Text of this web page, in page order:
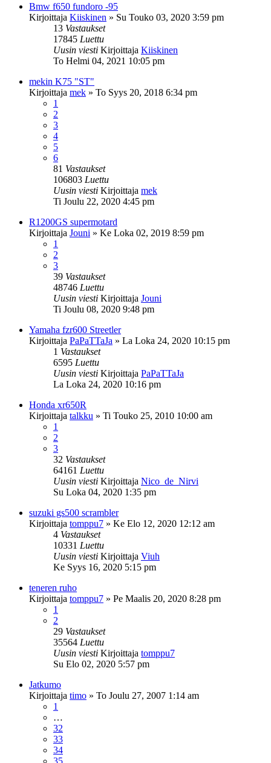
Bmw f650 fundoro -95
Kirjoittaja Kiiskinen » Su Touko 03, 2020 3:59 pm
13 Vastaukset
17845 Luettu
Uusin viesti Kirjoittaja Kiiskinen
To Helmi 04, 2021 10:05 pm
mekin K75 "ST"
Kirjoittaja mek » To Syys 20, 2018 6:34 pm
1
2
3
4
5
6
81 Vastaukset
106803 Luettu
Uusin viesti Kirjoittaja mek
Ti Joulu 22, 2020 4:45 pm
R1200GS supermotard
Kirjoittaja Jouni » Ke Loka 02, 2019 8:59 pm
1
2
3
39 Vastaukset
48746 Luettu
Uusin viesti Kirjoittaja Jouni
Ti Joulu 08, 2020 9:48 pm
Yamaha fzr600 Streetler
Kirjoittaja PaPaTTaJa » La Loka 24, 2020 10:15 pm
1 Vastaukset
6595 Luettu
Uusin viesti Kirjoittaja PaPaTTaJa
La Loka 24, 2020 10:16 pm
Honda xr650R
Kirjoittaja talkku » Ti Touko 25, 2010 10:00 am
1
2
3
32 Vastaukset
64161 Luettu
Uusin viesti Kirjoittaja Nico_de_Nirvi
Su Loka 04, 2020 1:35 pm
suzuki gs500 scrambler
Kirjoittaja tomppu7 » Ke Elo 12, 2020 12:12 am
4 Vastaukset
10331 Luettu
Uusin viesti Kirjoittaja Viuh
Ke Syys 16, 2020 5:15 pm
teneren ruho
Kirjoittaja tomppu7 » Pe Maalis 20, 2020 8:28 pm
1
2
29 Vastaukset
35564 Luettu
Uusin viesti Kirjoittaja tomppu7
Su Elo 02, 2020 5:57 pm
Jatkumo
Kirjoittaja timo » To Joulu 27, 2007 1:14 am
1
…
32
33
34
35